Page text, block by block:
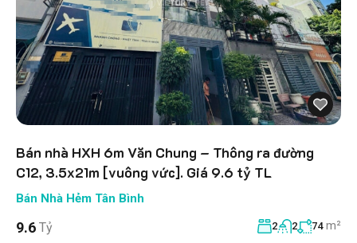
Bán nhà HXH 6m Văn Chung – Thông ra đường
C12, 3.5x21m [vuông vức]. Giá 9.6 tỷ TL
Bán Nhà Hẻm Tân Bình
9.6 Tỷ 2 2 74 m²